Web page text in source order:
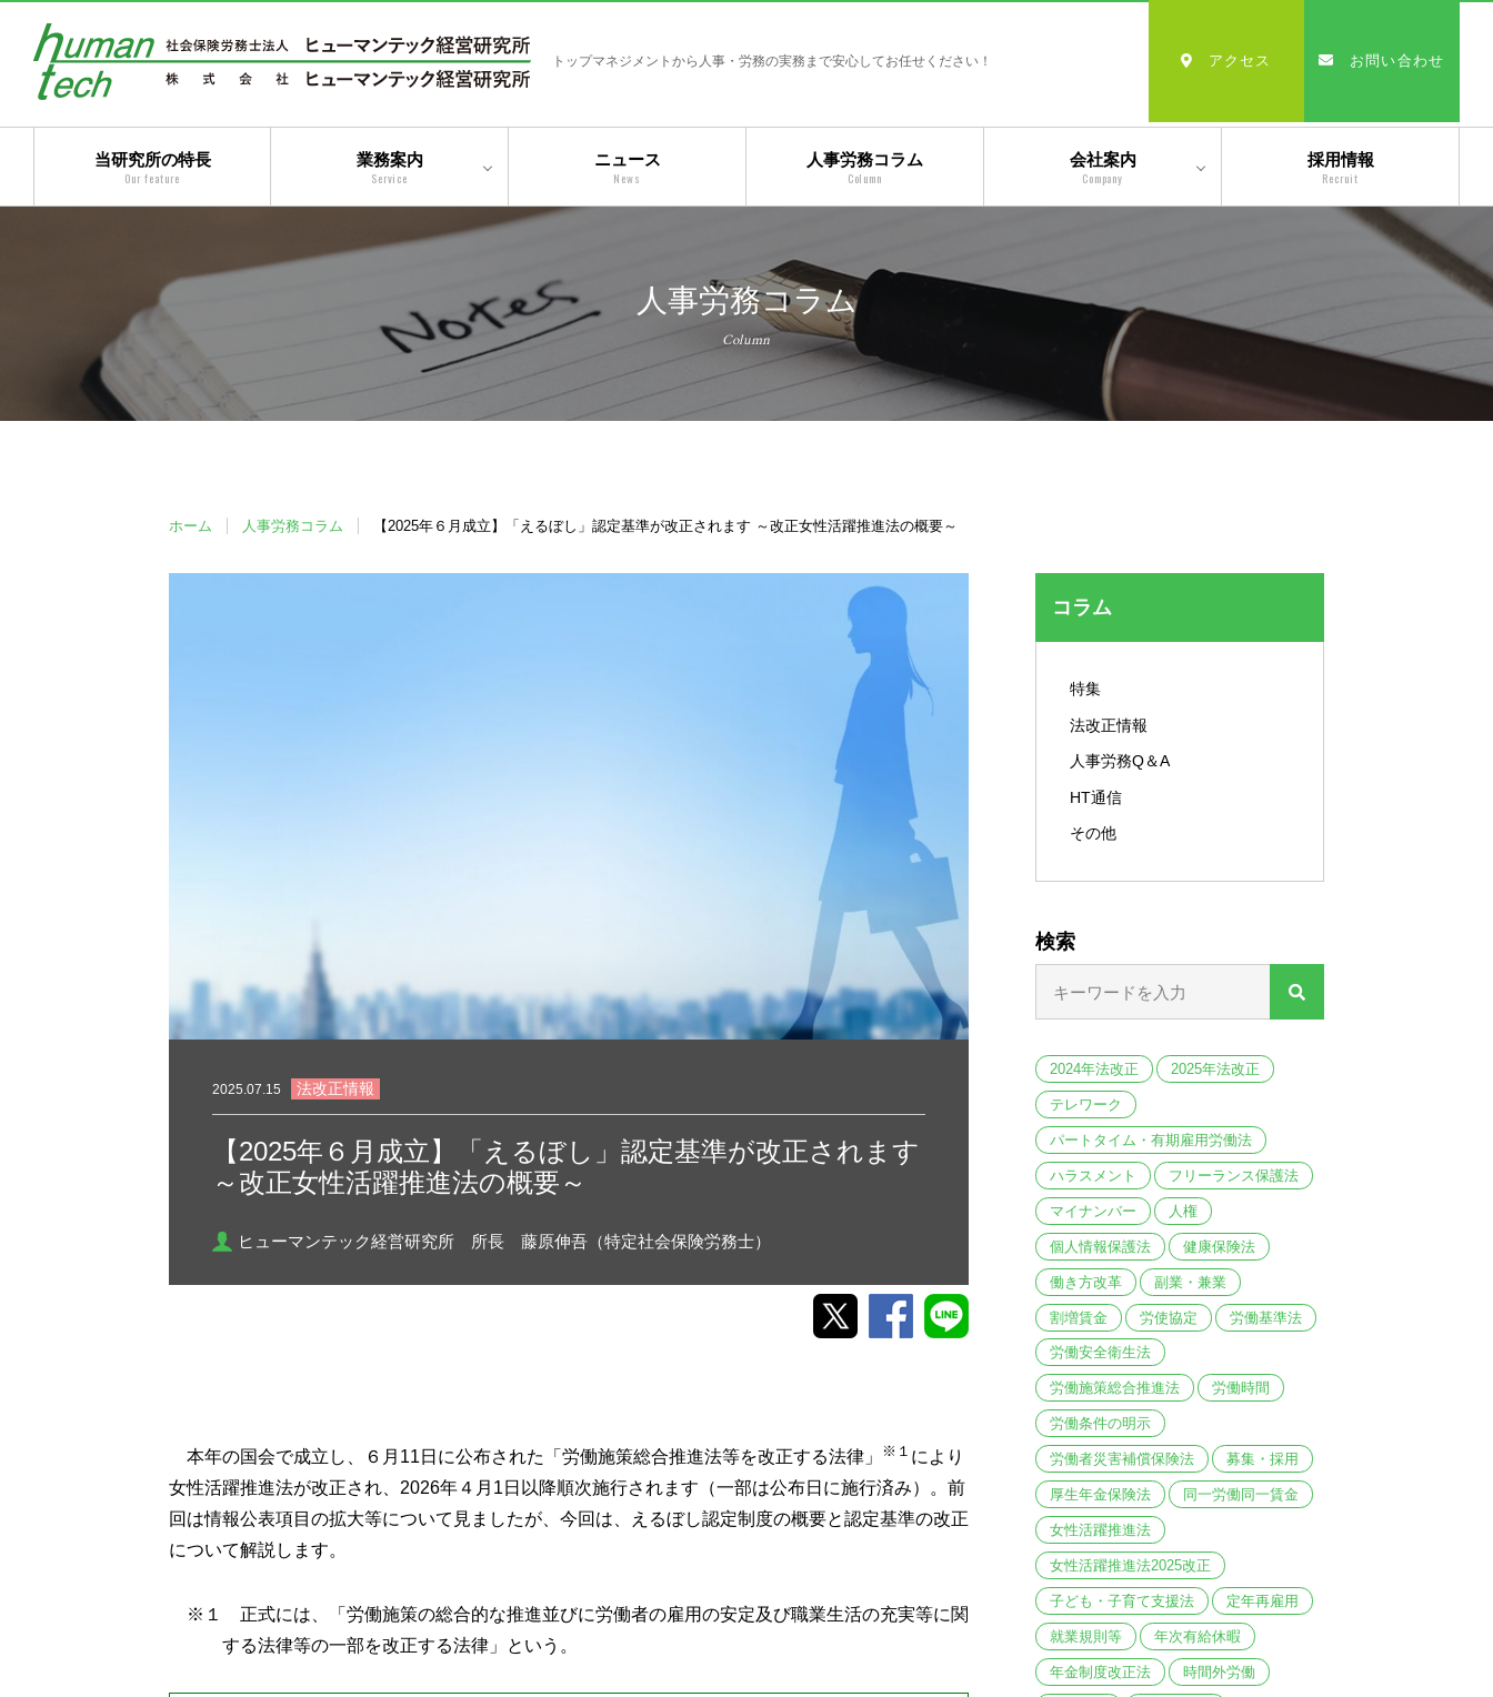
トップマネジメントから人事・労務の実務まで安心してお任せください！
当研究所の特長
Our feature
業務案内
Service
二法人体制によるトータ
ルサービス
コンサルティングサービ
ニュース
News
人事労務コラム
Column
会社案内
Company
沿革
経営理念・モットー
スタッフ紹介
採用情報
Recruit
アクセス お問い合わせ
人事労務コラム
Column
ホーム 人事労務コラム 【2025年６月成立】「えるぼし」認定基準が改正されます ～改正女性活躍推進法の概要～
2025.07.15 法改正情報
【2025年６月成立】「えるぼし」認定基準が改正されます
～改正女性活躍推進法の概要～
ヒューマンテック経営研究所 所長 藤原伸吾（特定社会保険労務士）
本年の国会で成立し、６月11日に公布された「労働施策総合推進法等を改正する法律」 ※１ により
女性活躍推進法が改正され、2026年４月1日以降順次施行されます（一部は公布日に施行済み）。前
回は情報公表項目の拡大等について見ましたが、今回は、えるぼし認定制度の概要と認定基準の改正
について解説します。
※１ 正式には、「労働施策の総合的な推進並びに労働者の雇用の安定及び職業生活の充実等に関
する法律等の一部を改正する法律」という。
コラム
特集
法改正情報
人事労務Q＆A
HT通信
その他
検索
2024年法改正 2025年法改正
テレワーク
パートタイム・有期雇用労働法
ハラスメント フリーランス保護法
マイナンバー 人権
個人情報保護法 健康保険法
働き方改革 副業・兼業
割増賃金 労使協定 労働基準法
労働安全衛生法
労働施策総合推進法 労働時間
労働条件の明示
労働者災害補償保険法 募集・採用
厚生年金保険法 同一労働同一賃金
女性活躍推進法
女性活躍推進法2025改正
子ども・子育て支援法 定年再雇用
就業規則等 年次有給休暇
年金制度改正法 時間外労働